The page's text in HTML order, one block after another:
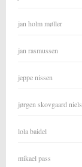
jan holm møller
jan rasmussen
jeppe nissen
jørgen skovgaard
lola baidel
mikael pass